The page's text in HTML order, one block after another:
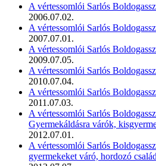
A vértessomlói Sarlós
2006.07.02.
A vértessomlói Sarlós
2007.07.01.
A vértessomlói Sarlós
2009.07.05.
A vértessomlói Sarlós
2010.07.04.
A vértessomlói Sarlós
2011.07.03.
A vértessomlói Sarlós
Gyermekáldásra várók,
2012.07.01.
A vértessomlói Sarlós
gyermekeket váró, hordozó